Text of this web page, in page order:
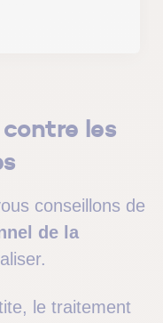
les
conseillons de
de la
le traitement